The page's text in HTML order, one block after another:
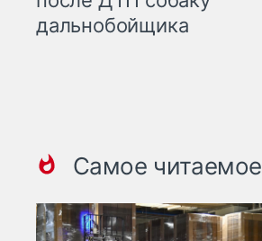
дальнобойщика
Самое читаемое